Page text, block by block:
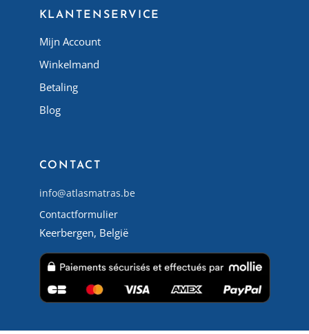
KLANTENSERVICE
Mijn Account
Winkelmand
Betaling
Blog
CONTACT
info@atlasmatras.be
Contactformulier
Keerbergen, België